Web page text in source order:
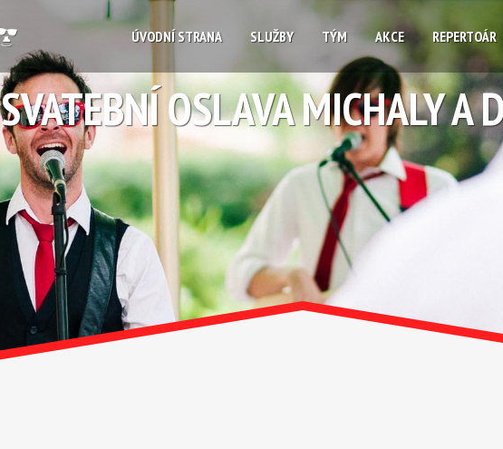
ÚVODNÍ STRANA SLUŽBY TÝM AKCE REPERTOÁR
SVATEBNÍ OSLAVA MICHALY A